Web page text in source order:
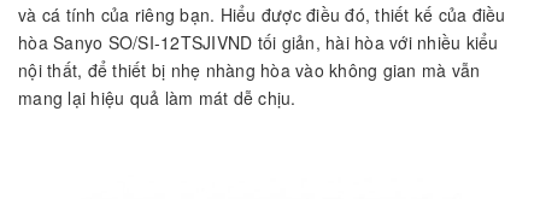
và cá tính của riêng bạn. Hiểu được điều đó, thiết kế của điều
hòa Sanyo SO/SI-12TSJIVND tối giản, hài hòa với nhiều kiểu
nội thất, để thiết bị nhẹ nhàng hòa vào không gian mà vẫn
mang lại hiệu quả làm mát dễ chịu.